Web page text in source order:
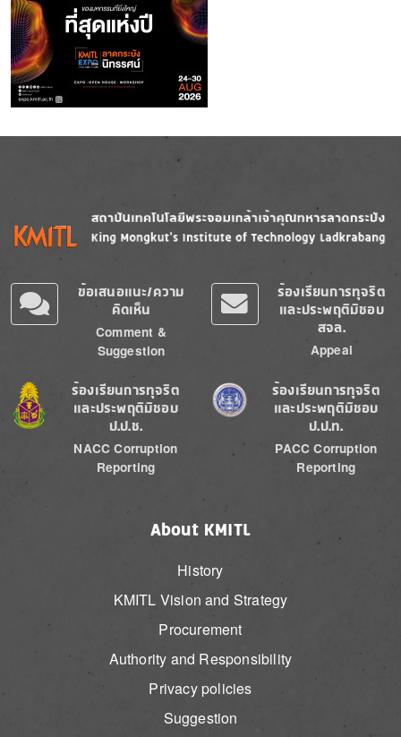
Image
ข้อเสนอแนะ/ความ
คิดเห็น
Comment &
Suggestion
ร้องเรียนการทุจริต
และประพฤติมิชอบ
สจล.
Appeal
Image
ร้องเรียนการทุจริต
และประพฤติมิชอบ
ป.ป.ช.
NACC Corruption
Reporting
Image
ร้องเรียนการทุจริต
และประพฤติมิชอบ
ป.ป.ท.
PACC Corruption
Reporting
About KMITL
History
KMITL Vision and Strategy
Procurement
Authority and Responsibility
Privacy policies
Suggestion